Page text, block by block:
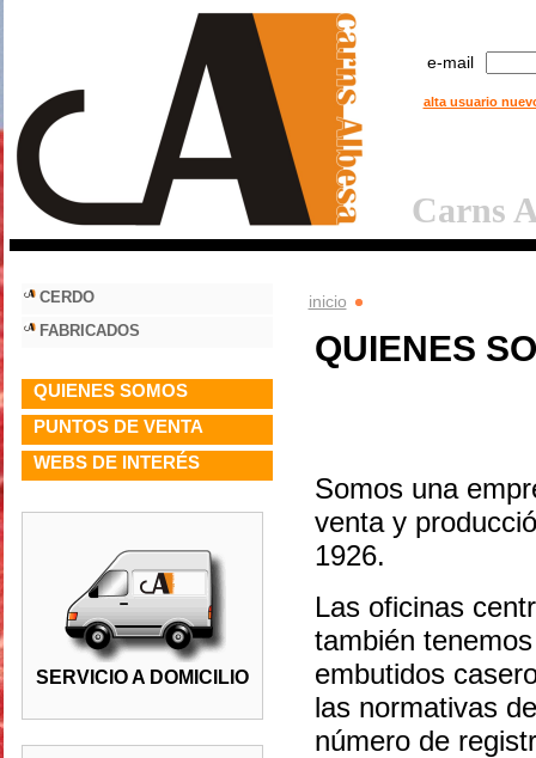
e-mail
alta usuario
Carns
inicio
QUIENES
Somos una
venta y
1926.
Las oficinas
también
embutidos
las normativas
número de
CERDO
FABRICADOS
QUIENES SOMOS
PUNTOS DE VENTA
WEBS DE INTERÉS
SERVICIO A DOMICILIO